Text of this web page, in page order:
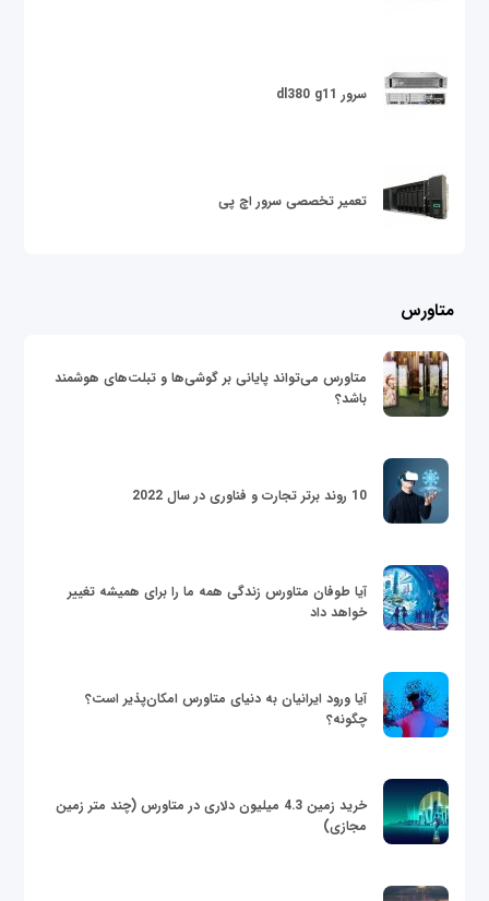
سرور dl380 g11
تعمیر تخصصی سرور اچ پی
متاورس
متاورس می‌تواند پایانی بر گوشی‌ها و تبلت‌های هوشمند
باشد؟
10 روند برتر تجارت و فناوری در سال 2022
آیا طوفان متاورس زندگی همه ما را برای همیشه تغییر
خواهد داد
آیا ورود ایرانیان به دنیای متاورس امکان‌پذیر است؟
چگونه؟
خرید زمین 4.3 میلیون دلاری در متاورس (چند متر زمین
مجازی)